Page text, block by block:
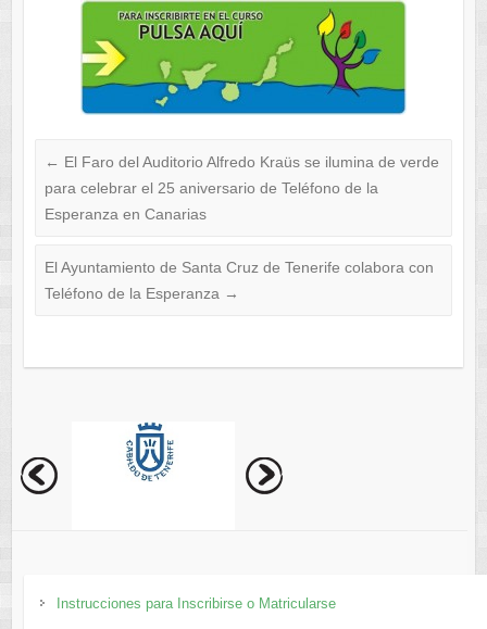
← El Faro del Auditorio Alfredo Kraüs se ilumina de verde
para celebrar el 25 aniversario de Teléfono de la
Esperanza en Canarias
El Ayuntamiento de Santa Cruz de Tenerife colabora con
Teléfono de la Esperanza →
Instrucciones para Inscribirse o Matricularse